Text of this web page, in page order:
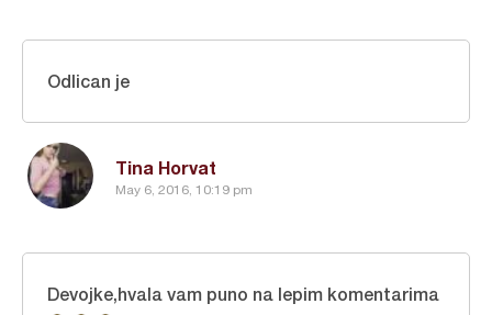
Tina Horvat
May 6, 2016, 10:19 pm
Odlican je
Devojke,hvala vam puno na lepim komentarima